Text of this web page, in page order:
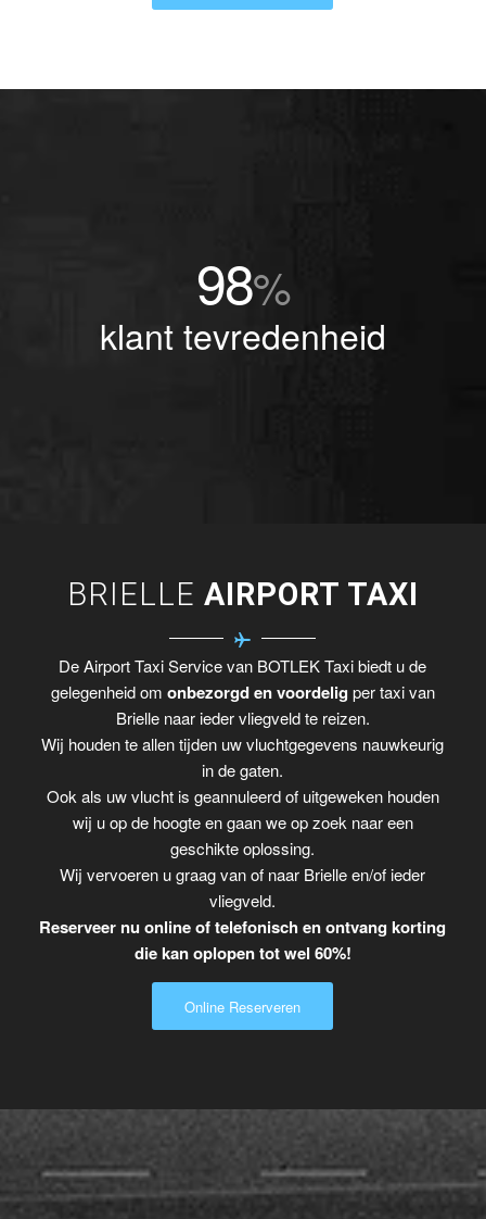
98%
klant tevredenheid
BRIELLE AIRPORT TAXI
De Airport Taxi Service van BOTLEK Taxi biedt u de
gelegenheid om onbezorgd en voordelig per taxi van
Brielle naar ieder vliegveld te reizen.
Wij houden te allen tijden uw vluchtgegevens nauwkeurig
in de gaten.
Ook als uw vlucht is geannuleerd of uitgeweken houden
wij u op de hoogte en gaan we op zoek naar een
geschikte oplossing.
Wij vervoeren u graag van of naar Brielle en/of ieder
vliegveld.
Reserveer nu online of telefonisch en ontvang korting
die kan oplopen tot wel 60%!
Online Reserveren